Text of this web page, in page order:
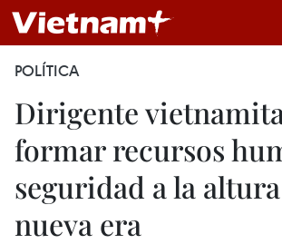
POLÍTICA
Dirigente
formar recursos
seguridad a la
nueva era